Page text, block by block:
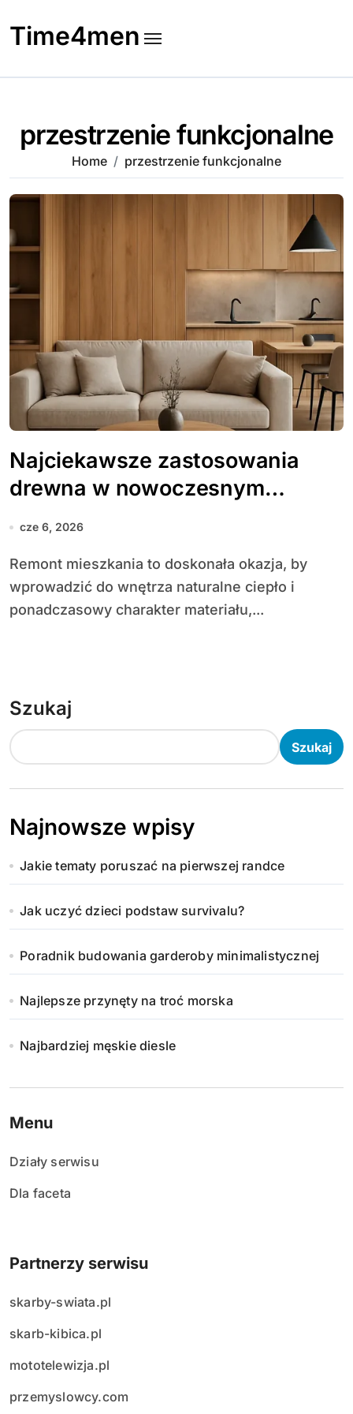
to
content
Time4men
przestrzenie funkcjonalne
Home przestrzenie funkcjonalne
Najciekawsze zastosowania
drewna w nowoczesnym
mieszkaniu
cze 6, 2026
Remont mieszkania to doskonała okazja, by
wprowadzić do wnętrza naturalne ciepło i
ponadczasowy charakter materiału,...
Szukaj
Szukaj
Najnowsze wpisy
Jakie tematy poruszać na pierwszej randce
Jak uczyć dzieci podstaw survivalu?
Poradnik budowania garderoby minimalistycznej
Najlepsze przynęty na troć morska
Najbardziej męskie diesle
Menu
Działy serwisu
Dla faceta
Partnerzy serwisu
skarby-swiata.pl
skarb-kibica.pl
mototelewizja.pl
przemyslowcy.com